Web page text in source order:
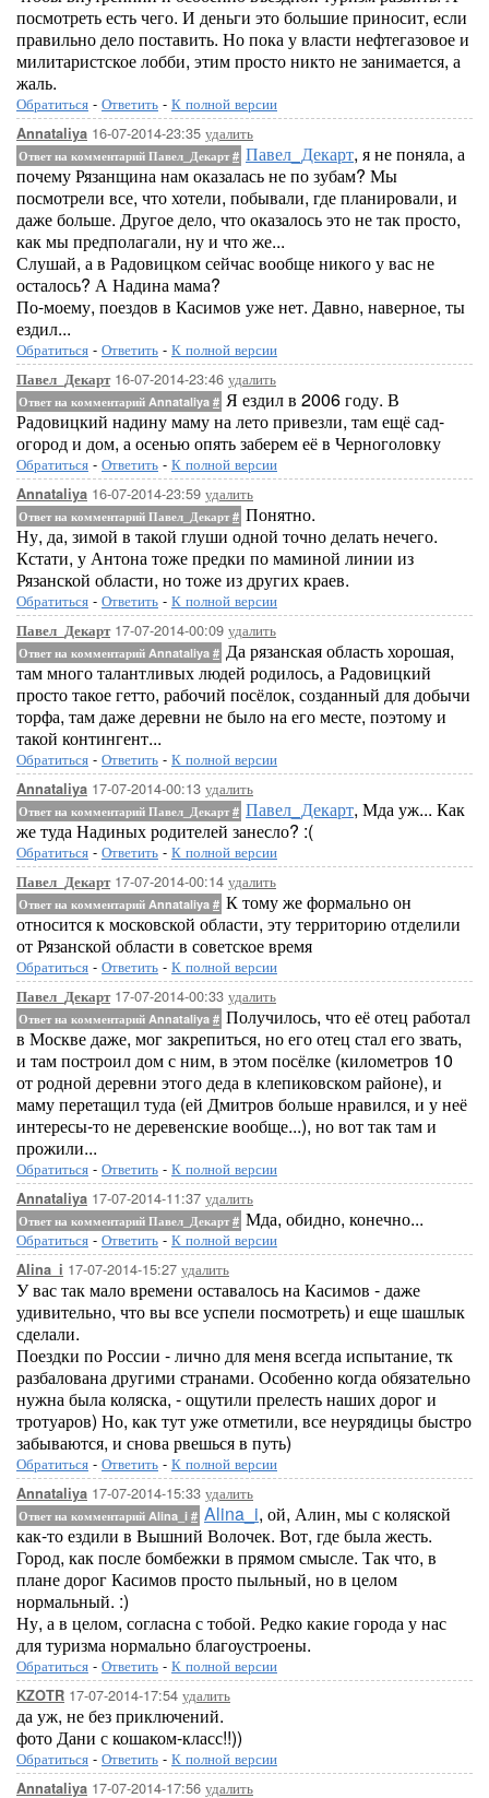
посмотреть есть чего. И деньги это большие приносит, если
правильно дело поставить. Но пока у власти нефтегазовое и
милитаристское лобби, этим просто никто не занимается, а
жаль.
Обратиться - Ответить - К полной версии
Annataliya 16-07-2014-23:35 удалить
Ответ на комментарий Павел_Декарт# Павел_Декарт, я не поняла, а
почему Рязанщина нам оказалась не по зубам? Мы
посмотрели все, что хотели, побывали, где планировали, и
даже больше. Другое дело, что оказалось это не так просто,
как мы предполагали, ну и что же...
Слушай, а в Радовицком сейчас вообще никого у вас не
осталось? А Надина мама?
По-моему, поездов в Касимов уже нет. Давно, наверное, ты
ездил...
Обратиться - Ответить - К полной версии
Павел_Декарт16-07-2014-23:46 удалить
Ответ на комментарий Annataliya # Я ездил в 2006 году. В
Радовицкий надину маму на лето привезли, там ещё сад-
огород и дом, а осенью опять заберем её в Черноголовку
Обратиться - Ответить - К полной версии
Annataliya 16-07-2014-23:59 удалить
Ответ на комментарий Павел_Декарт# Понятно.
Ну, да, зимой в такой глуши одной точно делать нечего.
Кстати, у Антона тоже предки по маминой линии из
Рязанской области, но тоже из других краев.
Обратиться - Ответить - К полной версии
Павел_Декарт17-07-2014-00:09 удалить
Ответ на комментарий Annataliya # Да рязанская область хорошая,
там много талантливых людей родилось, а Радовицкий
просто такое гетто, рабочий посёлок, созданный для добычи
торфа, там даже деревни не было на его месте, поэтому и
такой контингент...
Обратиться - Ответить - К полной версии
Annataliya 17-07-2014-00:13 удалить
Ответ на комментарий Павел_Декарт# Павел_Декарт, Мда уж... Как
же туда Надиных родителей занесло? :(
Обратиться - Ответить - К полной версии
Павел_Декарт17-07-2014-00:14 удалить
Ответ на комментарий Annataliya # К тому же формально он
относится к московской области, эту территорию отделили
от Рязанской области в советское время
Обратиться - Ответить - К полной версии
Павел_Декарт17-07-2014-00:33 удалить
Ответ на комментарий Annataliya # Получилось, что её отец работал
в Москве даже, мог закрепиться, но его отец стал его звать,
и там построил дом с ним, в этом посёлке (километров 10
от родной деревни этого деда в клепиковском районе), и
маму перетащил туда (ей Дмитров больше нравился, и у неё
интересы-то не деревенские вообще...), но вот так там и
прожили...
Обратиться - Ответить - К полной версии
Annataliya 17-07-2014-11:37 удалить
Ответ на комментарий Павел_Декарт# Мда, обидно, конечно...
Обратиться - Ответить - К полной версии
Alina_i 17-07-2014-15:27 удалить
У вас так мало времени оставалось на Касимов - даже
удивительно, что вы все успели посмотреть) и еще шашлык
сделали.
Поездки по России - лично для меня всегда испытание, тк
разбалована другими странами. Особенно когда обязательно
нужна была коляска, - ощутили прелесть наших дорог и
тротуаров) Но, как тут уже отметили, все неурядицы быстро
забываются, и снова рвешься в путь)
Обратиться - Ответить - К полной версии
Annataliya 17-07-2014-15:33 удалить
Ответ на комментарий Alina_i # Alina_i, ой, Алин, мы с коляской
как-то ездили в Вышний Волочек. Вот, где была жесть.
Город, как после бомбежки в прямом смысле. Так что, в
плане дорог Касимов просто пыльный, но в целом
нормальный. :)
Ну, а в целом, согласна с тобой. Редко какие города у нас
для туризма нормально благоустроены.
Обратиться - Ответить - К полной версии
KZOTR 17-07-2014-17:54 удалить
да уж, не без приключений.
фото Дани с кошаком-класс!!))
Обратиться - Ответить - К полной версии
Annataliya 17-07-2014-17:56 удалить